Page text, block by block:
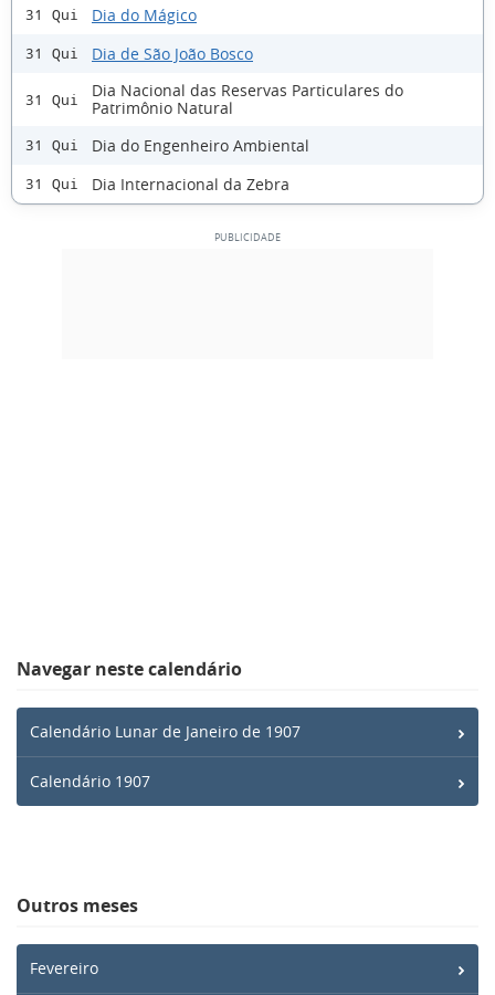
31 Qui Dia do Mágico
31 Qui Dia de São João Bosco
31 Qui
Dia Nacional das Reservas Particulares do
Patrimônio Natural
31 Qui Dia do Engenheiro Ambiental
31 Qui Dia Internacional da Zebra
Navegar neste calendário
Calendário Lunar de Janeiro de 1907
Calendário 1907
Outros meses
Fevereiro